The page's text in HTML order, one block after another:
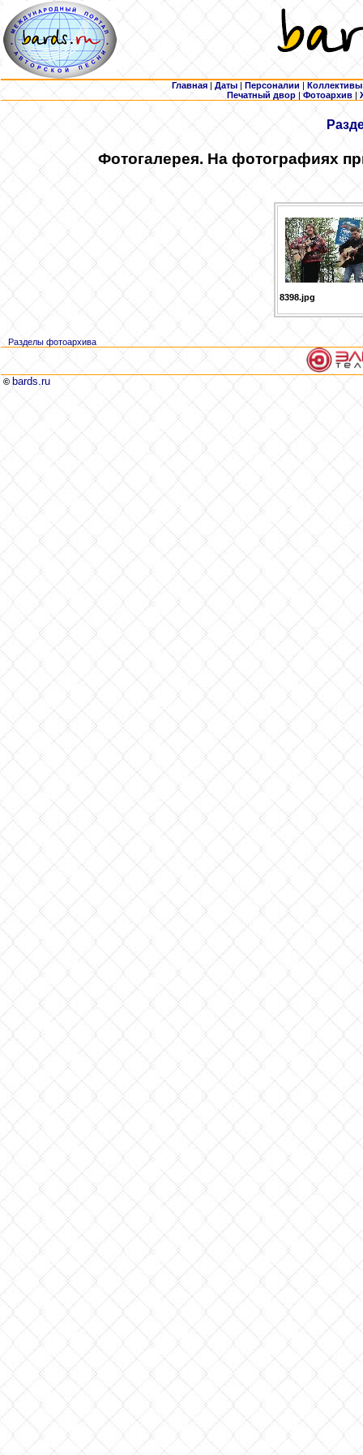
Главная | Даты | Персоналии | Коллективы
Печатный двор |Фотоархив |
Фотогалерея. На фотографиях
8398.jpg
Разделы фотоархива
© bards.ru